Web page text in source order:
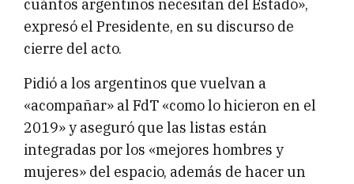
cuántos argentinos necesitan del Estado»,
expresó el Presidente, en su discurso de
cierre del acto.
Pidió a los argentinos que vuelvan a
«acompañar» al FdT «como lo hicieron en el
2019» y aseguró que las listas están
integradas por los «mejores hombres y
mujeres» del espacio, además de hacer un